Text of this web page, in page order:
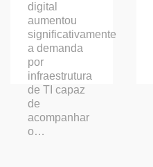
digital
aumentou
significativamente
a demanda
por
infraestrutura
de TI capaz
de
acompanhar
o…